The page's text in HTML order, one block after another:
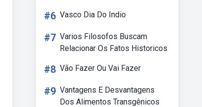
#6 Vasco Dia Do Indio
#7 Varios Filosofos Buscam
Relacionar Os Fatos Historicos
#8 Vão Fazer Ou Vai Fazer
#9 Vantagens E Desvantagens
Dos Alimentos Transgênicos